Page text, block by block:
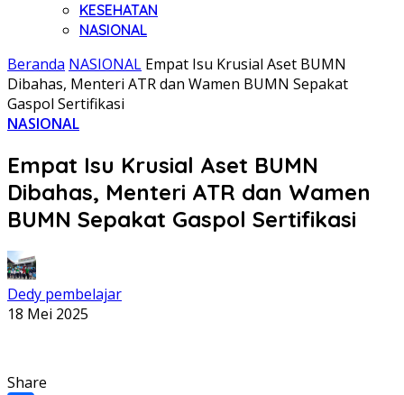
KESEHATAN
NASIONAL
Beranda NASIONAL Empat Isu Krusial Aset BUMN
Dibahas, Menteri ATR dan Wamen BUMN Sepakat
Gaspol Sertifikasi
NASIONAL
Empat Isu Krusial Aset BUMN
Dibahas, Menteri ATR dan Wamen
BUMN Sepakat Gaspol Sertifikasi
Dedy pembelajar
18 Mei 2025
Share